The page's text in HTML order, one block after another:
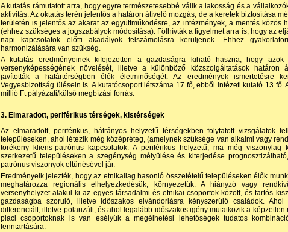
A kutatás rámutatott arra, hogy egyre természetesebbé válik a lakosság és a
aktivitás. Az oktatás terén jelentős a határon átívelő mozgás, de a keretek biztosítása
területén is jelentős az akarat az együttműködésre, az intézmények, a mentés közös
(ehhez szükséges a jogszabályok módosítása). Fölhívták a figyelmet arra is, hogy az
napi kapcsolatok előtti akadályok felszámolásra kerüljenek. Ehhez
harmonizálására van szükség.
A kutatás eredményeinek kifejezetten a gazdaságra kiható haszna, hogy
versenyképességének növelését, illetve a különböző közszolgáltatások határon
javították a határtérségben élők életminőségét. Az eredmények ismertetésre
Vegyesbizottság ülésein is. A kutatócsoport létszáma 17 fő, ebből intézeti kutató 13
millió Ft pályázati/külső megbízási forrás.
3. Elmaradott, periférikus térségek, kistérségek
Az elmaradott, periférikus, hátrányos helyzetű térségekben folytatott vizsgálatok
településeken, ahol létezik még középréteg, (amelynek szüksége van alkalmi vagy
törékeny kliens-patrónus kapcsolatok. A periférikus helyzetű, ma még viszonylag
szerkezetű településeken a szegénység mélyülése és kiterjedése
patrónus viszonyok eltűnésével jár.
Eredményeik jelezték, hogy az etnikailag hasonló összetételű településeken élők
meghatározza regionális elhelyezkedésük, környezetük. A hiányzó vagy
versenyhelyzet alakul ki az egyes társadalmi és etnikai csoportok között, és tartós
gazdaságba szoruló, illetve időszakos elvándorlásra kényszerülő családok.
differenciált, illetve polarizált, és ahol legalább időszakos igény mutatkozik a
piaci csoportoknak is van esélyük a megélhetési lehetőségek tudatos
fenntartására.